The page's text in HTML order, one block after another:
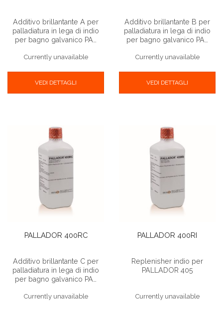
Additivo brillantante A per
palladiatura in lega di indio
per bagno galvanico PA…
Currently unavailable
VEDI DETTAGLI
Additivo brillantante B per
palladiatura in lega di indio
per bagno galvanico PA…
Currently unavailable
VEDI DETTAGLI
PALLADOR 400RC
Additivo brillantante C per
palladiatura in lega di indio
per bagno galvanico PA…
Currently unavailable
PALLADOR 400RI
Replenisher indio per
PALLADOR 405
Currently unavailable